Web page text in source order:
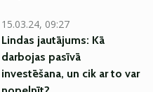
15.03.24, 09:27
Lindas jautājums: Kā
darbojas pasīvā
investēšana, un cik ar to var